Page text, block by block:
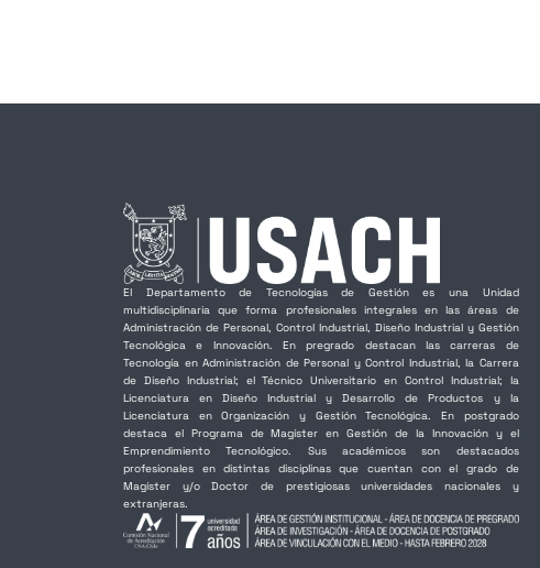
El Departamento de Tecnologías de Gestión es una Unidad
multidisciplinaria que forma profesionales integrales en las áreas de
Administración de Personal, Control Industrial, Diseño Industrial y Gestión
Tecnológica e Innovación. En pregrado destacan las carreras de
Tecnología en Administración de Personal y Control Industrial, la Carrera
de Diseño Industrial; el Técnico Universitario en Control Industrial; la
Licenciatura en Diseño Industrial y Desarrollo de Productos y la
Licenciatura en Organización y Gestión Tecnológica. En postgrado
destaca el Programa de Magíster en Gestión de la Innovación y el
Emprendimiento Tecnológico. Sus académicos son destacados
profesionales en distintas disciplinas que cuentan con el grado de
Magíster y/o Doctor de prestigiosas universidades nacionales y
extranjeras.